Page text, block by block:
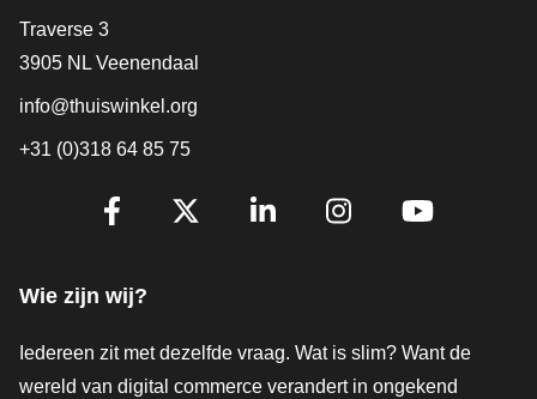
Contact
Traverse 3
3905 NL Veenendaal
info@thuiswinkel.org
+31 (0)318 64 85 75
Volg je ons al?
Wie zijn wij?
Iedereen zit met dezelfde vraag. Wat is slim? Want de
wereld van digital commerce verandert in ongekend